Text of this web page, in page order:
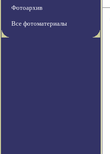
Фотоархив
Все фотоматериалы